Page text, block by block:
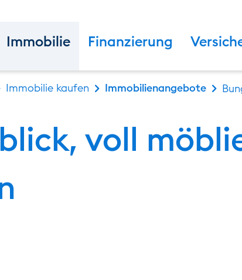
Immobilie Finanzierung
Immobilie kaufen Immobilienangebote
voll